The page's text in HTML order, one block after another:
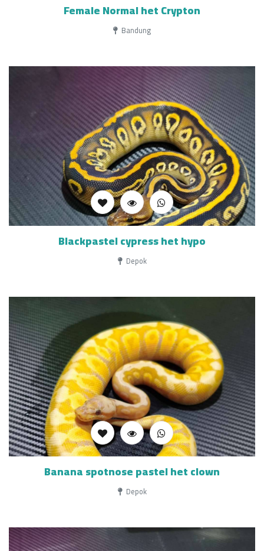
Female Normal het Crypton
Bandung
Blackpastel cypress het hypo
Depok
Banana spotnose pastel het clown
Depok